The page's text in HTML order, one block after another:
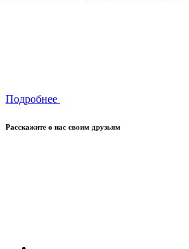
Подробнее
Расскажите о нас своим друзьям